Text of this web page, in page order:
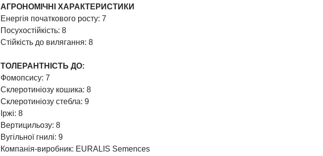
АГРОНОМІЧНІ ХАРАКТЕРИСТИКИ
Енергія початкового росту: 7
Посухостійкість: 8
Стійкість до вилягання: 8
ТОЛЕРАНТНІСТЬ ДО:
Фомопсису: 7
Склеротиніозу кошика: 8
Склеротиніозу стебла: 9
Іржі: 8
Вертицильозу: 8
Вугільної гнилі: 9
Компанія-виробник: EURALIS Semences